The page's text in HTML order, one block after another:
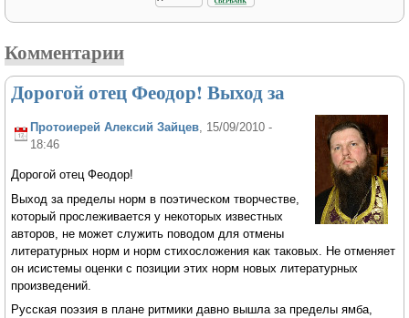
Комментарии
Дорогой отец Феодор! Выход за
Протоиерей Алексий Зайцев, 15/09/2010 -
18:46
Дорогой отец Феодор!
Выход за пределы норм в поэтическом творчестве,
который прослеживается у некоторых известных
авторов, не может служить поводом для отмены
литературных норм и норм стихосложения как таковых. Не отменяет
он исистемы оценки с позиции этих норм новых литературных
произведений.
Русская поэзия в плане ритмики давно вышла за пределы ямба,